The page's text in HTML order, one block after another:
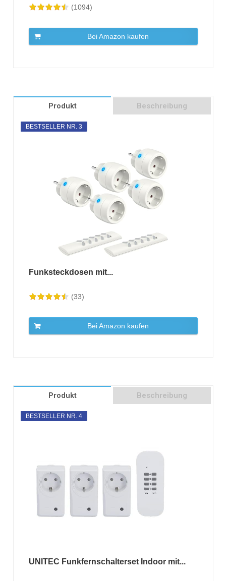
(1094)
Bei Amazon kaufen
Produkt Beschreibung
BESTSELLER NR. 3
Funksteckdosen mit...
(33)
Bei Amazon kaufen
Produkt Beschreibung
BESTSELLER NR. 4
UNITEC Funkfernschalterset Indoor mit...